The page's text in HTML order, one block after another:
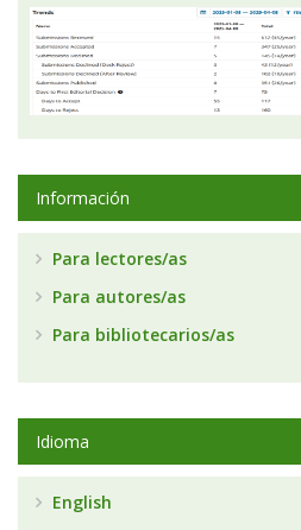
Información
Para lectores/as
Para autores/as
Para bibliotecarios/as
Idioma
English